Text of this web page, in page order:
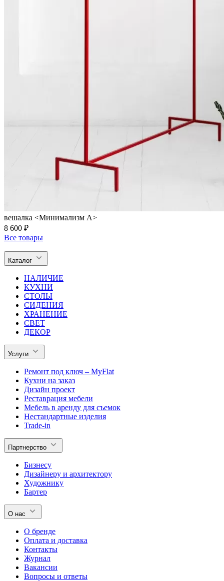
вешалка <Минимализм A>
8 600 ₽
Все товары
Каталог
НАЛИЧИЕ
КУХНИ
СТОЛЫ
СИДЕНИЯ
ХРАНЕНИЕ
СВЕТ
ДЕКОР
Услуги
Ремонт под ключ – MyFlat
Кухни на заказ
Дизайн проект
Реставрация мебели
Мебель в аренду для съемок
Нестандартные изделия
Trade-in
Партнерство
Бизнесу
Дизайнеру и архитектору
Художнику
Бартер
О нас
О бренде
Оплата и доставка
Контакты
Журнал
Вакансии
Вопросы и ответы